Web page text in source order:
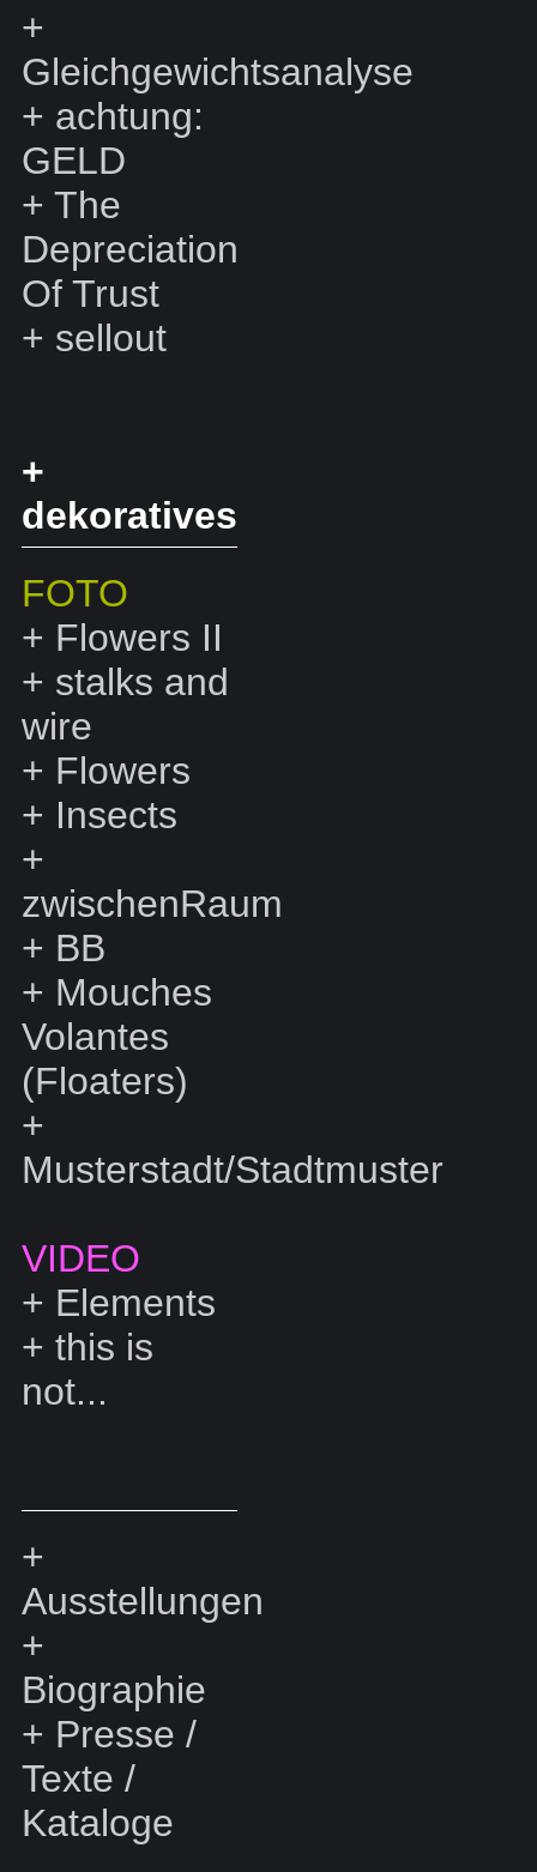
+
Gleichgewichtsanalyse
+ achtung:
GELD
+ The
Depreciation
Of Trust
+ sellout
+
dekoratives
FOTO
+ Flowers II
+ stalks and
wire
+ Flowers
+ Insects
+
zwischenRaum
+ BB
+ Mouches
Volantes
(Floaters)
+
Musterstadt/Stadtmuster
VIDEO
+ Elements
+ this is
not...
+
Ausstellungen
+
Biographie
+ Presse /
Texte /
Kataloge